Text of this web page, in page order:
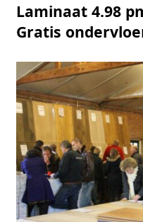
Laminaat 4.98
Gratis